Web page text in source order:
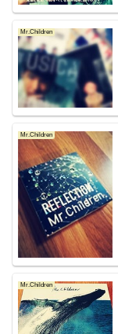
Mr.Children
Mr.Children
Mr.Children